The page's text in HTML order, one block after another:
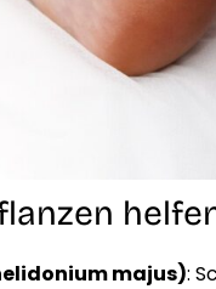
majus):